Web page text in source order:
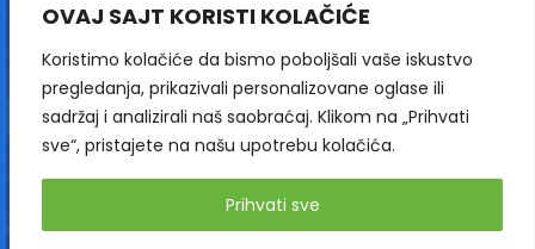
OVAJ SAJT KORISTI KOLAČIĆE
Koristimo kolačiće da bismo poboljšali vaše iskustvo
pregledanja, prikazivali personalizovane oglase ili
sadržaj i analizirali naš saobraćaj. Klikom na „Prihvati
sve“, pristajete na našu upotrebu kolačića.
Prihvati sve
Kontakt
Sva prava zadržana / All rights reserved